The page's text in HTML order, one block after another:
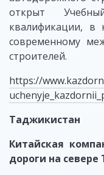
открыт
квалификации, в
современному
строителей.
https://
Таджикистан
Китайская
дороги на